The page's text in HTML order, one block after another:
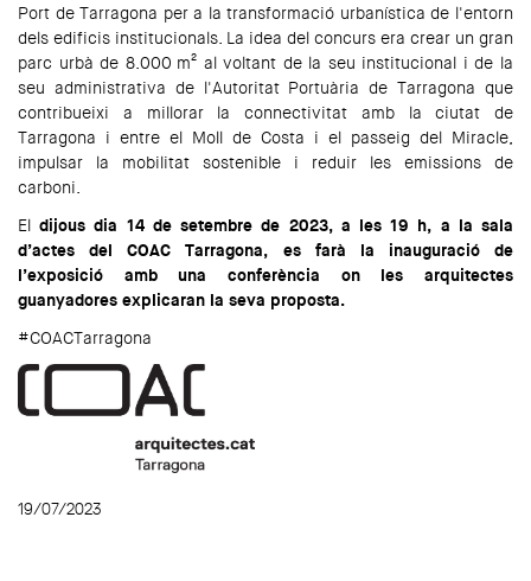
Port de Tarragona per a la transformació urbanística de l'entorn
dels edificis institucionals. La idea del concurs era crear un gran
parc urbà de 8.000 m² al voltant de la seu institucional i de la
seu administrativa de l'Autoritat Portuària de Tarragona que
contribueixi a millorar la connectivitat amb la ciutat de
Tarragona i entre el Moll de Costa i el passeig del Miracle,
impulsar la mobilitat sostenible i reduir les emissions de
carboni.
Eldijous dia 14 de setembre de 2023, a les 19 h, a la sala
d’actes del COAC Tarragona, es farà la inauguració de
l’exposició amb una conferència on les arquitectes
guanyadores explicaran la seva proposta.
#COACTarragona
19/07/2023